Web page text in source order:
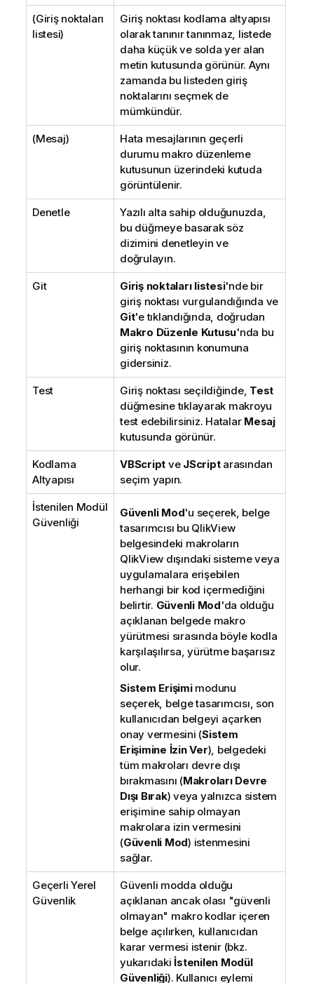
(Giriş noktaları
listesi)
Giriş noktası kodlama altyapısı
olarak tanınır tanınmaz, listede
daha küçük ve solda yer alan
metin kutusunda görünür. Aynı
zamanda bu listeden giriş
noktalarını seçmek de
mümkündür.
(Mesaj)
Hata mesajlarının geçerli
durumu makro düzenleme
kutusunun üzerindeki kutuda
görüntülenir.
Denetle
Yazılı alta sahip olduğunuzda,
bu düğmeye basarak söz
dizimini denetleyin ve
doğrulayın.
Git Giriş noktaları listesi'nde bir
giriş noktası vurgulandığında ve
Git'e tıklandığında, doğrudan
Makro Düzenle Kutusu'nda bu
giriş noktasının konumuna
gidersiniz.
Test Giriş noktası seçildiğinde, Test
düğmesine tıklayarak makroyu
test edebilirsiniz. Hatalar Mesaj
kutusunda görünür.
Kodlama
Altyapısı
VBScript ve JScriptarasından
seçim yapın.
İstenilen Modül
Güvenliği
Güvenli Mod'u seçerek, belge
tasarımcısı bu QlikView
belgesindeki makroların
QlikView dışındaki sisteme veya
uygulamalara erişebilen
herhangi bir kod içermediğini
belirtir. Güvenli Mod'da olduğu
açıklanan belgede makro
yürütmesi sırasında böyle kodla
karşılaşılırsa, yürütme başarısız
olur.
Sistem Erişimimodunu
seçerek, belge tasarımcısı, son
kullanıcıdan belgeyi açarken
onay vermesini (Sistem
Erişimine İzin Ver), belgedeki
tüm makroları devre dışı
bırakmasını (Makroları Devre
Dışı Bırak) veya yalnızca sistem
erişimine sahip olmayan
makrolara izin vermesini
(Güvenli Mod) istenmesini
sağlar.
Geçerli Yerel
Güvenlik
Güvenli modda olduğu
açıklanan ancak olası "güvenli
olmayan" makro kodlar içeren
belge açılırken, kullanıcıdan
karar vermesi istenir (bkz.
yukarıdaki İstenilen Modül
Güvenliği). Kullanıcı eylemi